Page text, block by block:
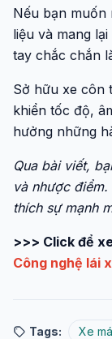
Nếu bạn muốn
liệu và mang
tay chắc chắn
Sở hữu xe côn
khiển tốc độ,
hưởng những
Qua bài viết,
và nhược
thích sự mạnh
>>> Click để
Công nghệ lái
Tags: Xe